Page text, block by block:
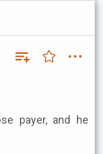
payer, and he